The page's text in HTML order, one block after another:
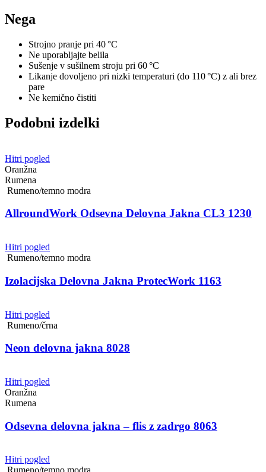
Nega
Strojno pranje pri 40 °C
Ne uporabljajte belila
Sušenje v sušilnem stroju pri 60 °C
Likanje dovoljeno pri nizki temperaturi (do 110 °C) z ali brez
pare
Ne kemično čistiti
Podobni izdelki
Hitri pogled
Oranžna
Rumena
Rumeno/temno modra
AllroundWork Odsevna Delovna Jakna CL3 1230
Hitri pogled
Rumeno/temno modra
Izolacijska Delovna Jakna ProtecWork 1163
Hitri pogled
Rumeno/črna
Neon delovna jakna 8028
Hitri pogled
Oranžna
Rumena
Odsevna delovna jakna – flis z zadrgo 8063
Hitri pogled